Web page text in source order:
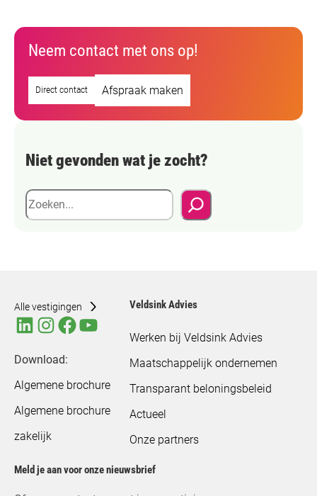
Neem contact met ons op!
Direct contact Afspraak maken
Niet gevonden wat je zocht?
Z
o
Alle vestigingen
Download:
Algemene brochure
Algemene brochure
zakelijk
Veldsink Advies
Werken bij Veldsink Advies
Maatschappelijk ondernemen
Transparant beloningsbeleid
Actueel
Onze partners
Meld je aan voor onze nieuwsbrief